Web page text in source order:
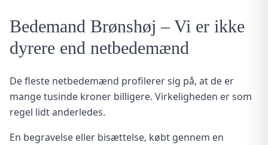
Bedemand Brønshøj – Vi er ikke
dyrere end netbedemænd
De fleste netbedemænd profilerer sig på, at de er
mange tusinde kroner billigere. Virkeligheden er som
regel lidt anderledes.
En begravelse eller bisættelse, købt gennem en